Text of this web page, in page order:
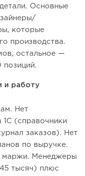
Основные
которые
производства.
остальное —
и работу
Нет
1С (справочники
заказов). Нет
по выручке.
маржи. Менеджеры
тысяч) плюс